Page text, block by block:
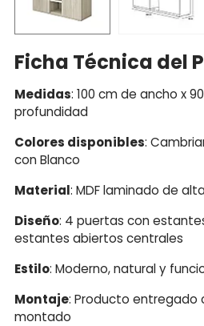
Ficha Técnica del
Medidas: 100 cm de ancho x
profundidad
Colores disponibles:
con Blanco
Material: MDF laminado de
Diseño: 4 puertas con
estantes abiertos centrales
Estilo: Moderno, natural y
Montaje: Producto
montado